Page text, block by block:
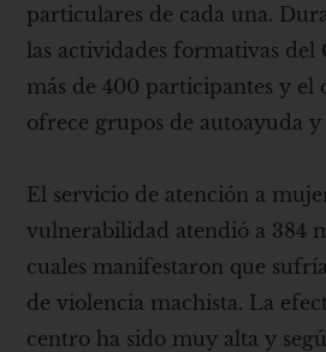
particulares de cada una.
las actividades formativas del
más de 400 participantes y el
ofrece grupos de autoayuda
El servicio de atención a
vulnerabilidad atendió a 384
cuales manifestaron que
de violencia machista. La
centro ha sido muy alta y